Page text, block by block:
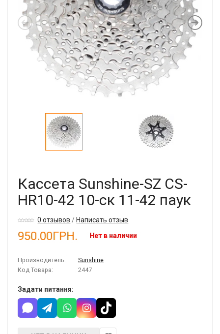
Кассета Sunshine-SZ CS-
HR10-42 10-ск 11-42 паук
0 отзывов /Написать отзыв
950.00ГРН. Нет в наличии
Производитель:
Sunshine
Код Товара:
2447
Задати питання: